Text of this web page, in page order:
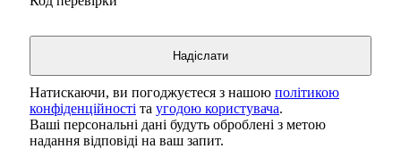
Натискаючи, ви погоджуєтеся з нашою політикою
конфіденційності та угодою користувача.
Ваші персональні дані будуть оброблені з метою
надання відповіді на ваш запит.